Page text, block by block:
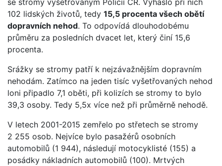
102 lidských životů, tedy 15,5 procenta všech obětí
dopravních nehod. To odpovídá dlouhodobému
průměru za posledních dvacet let, který činí 15,6
procenta.
Srážky se stromy patří k nejzávažnějším dopravním
nehodám. Zatímco na jeden tisíc vyšetřovaných nehod
loni připadlo 7,1 oběti, při kolizích se stromy to bylo
39,3 osoby. Tedy 5,5x více než při průměrně nehodě.
V letech 2001-2015 zemřelo po střetech se stromy
2 255 osob. Nejvíce bylo pasažérů osobních
automobilů (1 944), následují motocyklisté (155) a
posádky nákladních automobilů (100). Mrtvých